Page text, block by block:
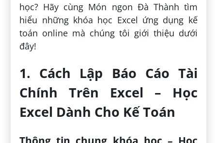
học? Hãy cùng Món ngon Đà Thành tìm
hiểu những khóa học Excel ứng dụng kế
toán online mà chúng tôi giới thiệu dưới
đây!
1. Cách Lập Báo Cáo Tài
Chính Trên Excel – Học
Excel Dành Cho Kế Toán
Thông tin chung khóa học – Học